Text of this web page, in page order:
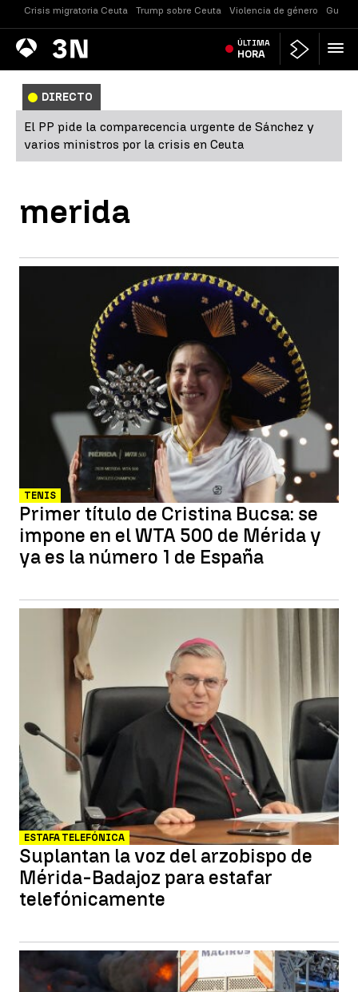
Crisis migratoria Ceuta Trump sobre Ceuta Violencia de género
Antena
3 Noticias ÚLTIMA
HORA
DIRECTO
El PP pide la comparecencia urgente de Sánchez y
varios ministros por la crisis en Ceuta
merida
TENIS
Primer título de Cristina Bucsa: se
impone en el WTA 500 de Mérida y
ya es la número 1 de España
ESTAFA TELEFÓNICA
Suplantan la voz del arzobispo de
Mérida-Badajoz para estafar
telefónicamente